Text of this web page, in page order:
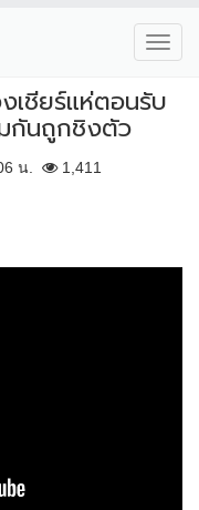
เชียร์แห่ตอนรับ
กันถูกชิงตัว
น. 1,411